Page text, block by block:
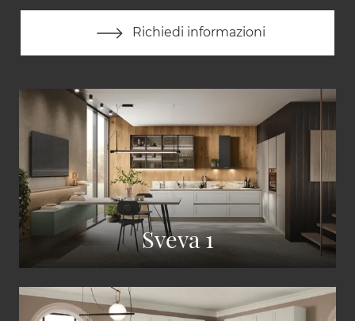
Sveva 1
Richiedi informazioni